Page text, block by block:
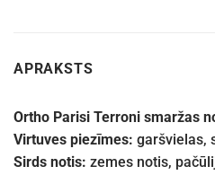
APRAKSTS
Ortho Parisi Terroni smaržas
Virtuves piezīmes: garšvielas,
Sirds notis: zemes notis,